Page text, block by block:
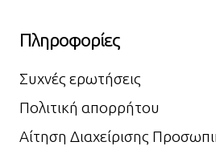
Πληροφορίες
Συχνές ερωτήσεις
Πολιτική απορρήτου
Αίτηση Διαχείρισης